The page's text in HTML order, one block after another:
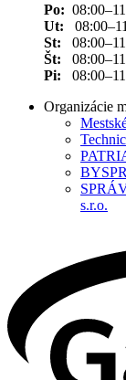
Po:
Ut:
St:
Št:
Pi:
Organizácie
s.r.o.